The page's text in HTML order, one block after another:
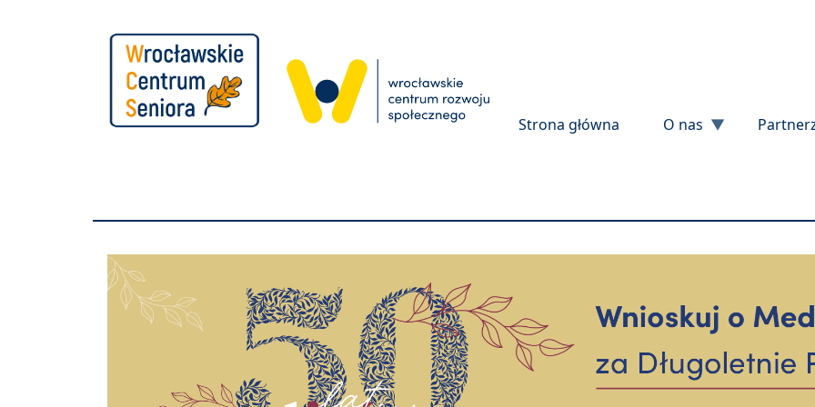
Strona główna O nas